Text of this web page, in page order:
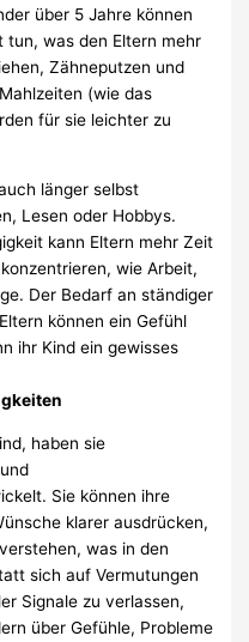
über 5 Jahre können
tun, was den Eltern mehr
Zähneputzen und
(wie das
für sie leichter zu
länger selbst
Lesen oder Hobbys.
kann Eltern mehr Zeit
wie Arbeit,
Der Bedarf an ständiger
können ein Gefühl
ihr Kind ein gewisses
haben sie
Sie können ihre
klarer ausdrücken,
was in den
sich auf Vermutungen
Signale zu verlassen,
über Gefühle, Probleme